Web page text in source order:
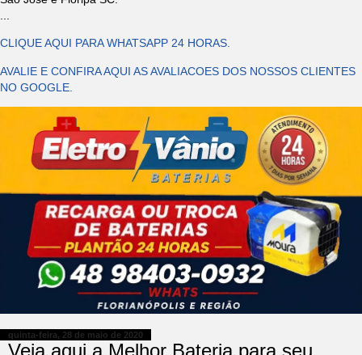
CLIQUE AQUI PARA WHATSAPP 24 HORAS.
AVALIE E CONFIRA AQUI AS AVALIACOES DOS NOSSOS CLIENTES
NO GOOGLE.
quinta-feira, 28 de maio de 2020
Veja aqui a Melhor Bateria para seu